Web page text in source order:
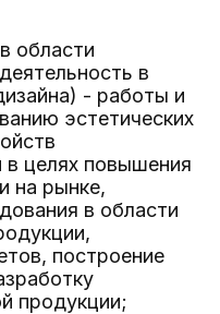
области
в
- работы и
эстетических
целях повышения
на рынке,
в области
построение
продукции;